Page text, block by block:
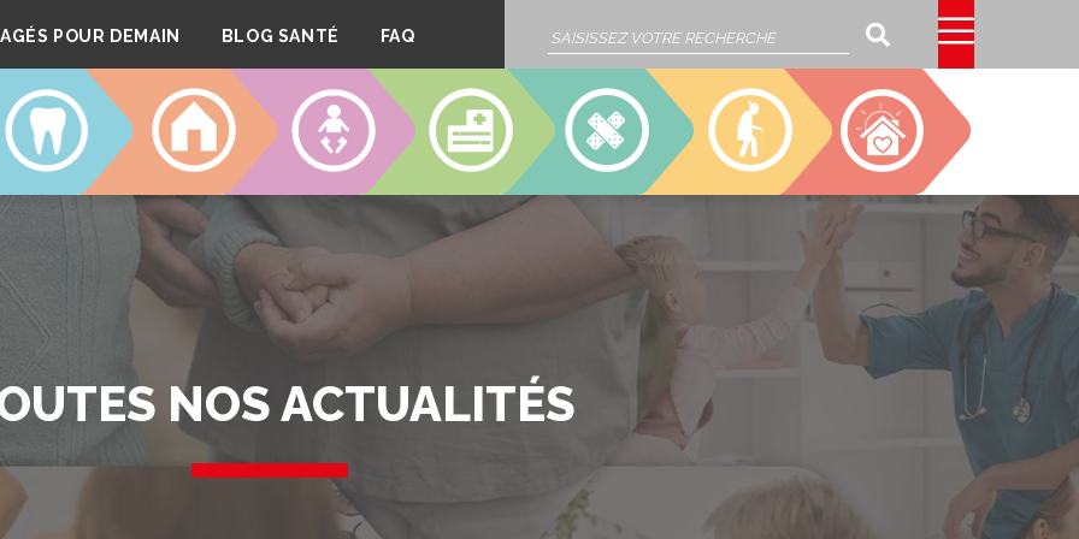
POUR DEMAIN BLOG SANTÉ FAQ Rechercher
DENTAIRE LOGEMENT CRÈCHES CLINIQUE SSIAD EHPAD CAJOU
NOS ACTUALITÉS